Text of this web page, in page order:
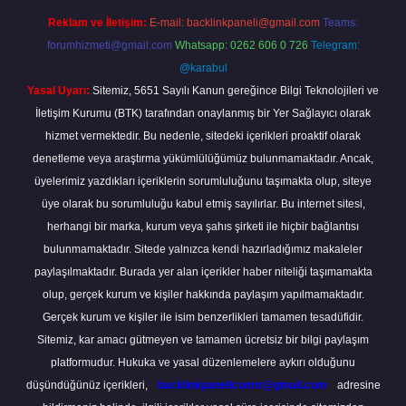
Reklam ve İletişim: E-mail: backlinkpaneli@gmail.com Teams:
forumhizmeti@gmail.com Whatsapp: 0262 606 0 726 Telegram:
@karabul
Yasal Uyarı: Sitemiz, 5651 Sayılı Kanun gereğince Bilgi Teknolojileri ve
İletişim Kurumu (BTK) tarafından onaylanmış bir Yer Sağlayıcı olarak
hizmet vermektedir. Bu nedenle, sitedeki içerikleri proaktif olarak
denetleme veya araştırma yükümlülüğümüz bulunmamaktadır. Ancak,
üyelerimiz yazdıkları içeriklerin sorumluluğunu taşımakta olup, siteye
üye olarak bu sorumluluğu kabul etmiş sayılırlar. Bu internet sitesi,
herhangi bir marka, kurum veya şahıs şirketi ile hiçbir bağlantısı
bulunmamaktadır. Sitede yalnızca kendi hazırladığımız makaleler
paylaşılmaktadır. Burada yer alan içerikler haber niteliği taşımamakta
olup, gerçek kurum ve kişiler hakkında paylaşım yapılmamaktadır.
Gerçek kurum ve kişiler ile isim benzerlikleri tamamen tesadüfidir.
Sitemiz, kar amacı gütmeyen ve tamamen ücretsiz bir bilgi paylaşım
platformudur. Hukuka ve yasal düzenlemelere aykırı olduğunu
düşündüğünüz içerikleri,
backlinkpanelicomtr@gmail.com
adresine